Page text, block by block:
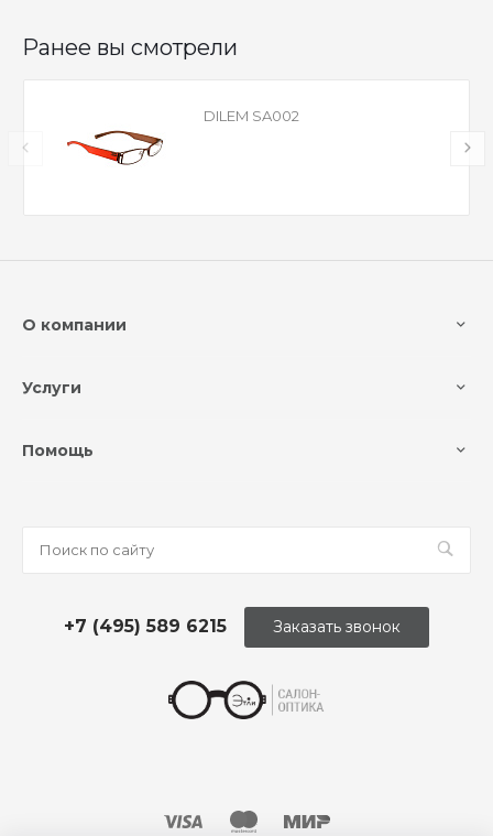
Ранее вы смотрели
DILEM SA002
О компании
Услуги
Помощь
+7 (495) 589 6215 Заказать звонок